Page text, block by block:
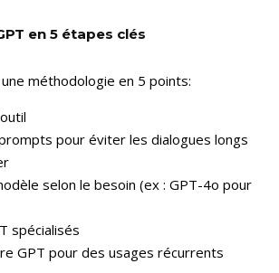
en 5 étapes clés
méthodologie en 5 points:
pour éviter les dialogues longs
selon le besoin (ex : GPT-4o pour
spécialisés
GPT pour des usages récurrents